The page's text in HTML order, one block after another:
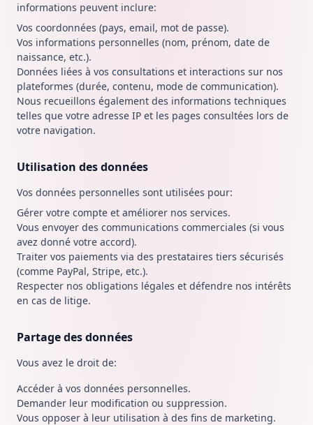
informations peuvent inclure:
Vos coordonnées (pays, email, mot de passe).
Vos informations personnelles (nom, prénom, date de
naissance, etc.).
Données liées à vos consultations et interactions sur nos
plateformes (durée, contenu, mode de communication).
Nous recueillons également des informations techniques
telles que votre adresse IP et les pages consultées lors de
votre navigation.
Utilisation des données
Vos données personnelles sont utilisées pour:
Gérer votre compte et améliorer nos services.
Vous envoyer des communications commerciales (si vous
avez donné votre accord).
Traiter vos paiements via des prestataires tiers sécurisés
(comme PayPal, Stripe, etc.).
Respecter nos obligations légales et défendre nos intérêts
en cas de litige.
Partage des données
Vous avez le droit de:
Accéder à vos données personnelles.
Demander leur modification ou suppression.
Vous opposer à leur utilisation à des fins de marketing.